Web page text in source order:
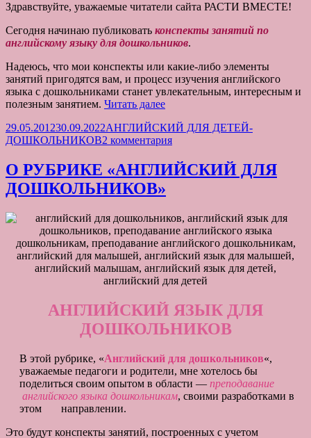
Здравствуйте, уважаемые читатели сайта РАСТИ ВМЕСТЕ!
Сегодня начинаю публиковать конспекты занятий по
английскому языку для дошкольников.
Надеюсь, что мои конспекты или какие-либо элементы
занятий пригодятся вам, и процесс изучения английского
языка с дошкольниками станет увлекательным, интересным и
полезным занятием. Читать далееАНГЛИЙСКИЙ
ДОШКОЛЬНИКОВ
(ЗАНЯТИЕ
Опубликовано
29.05.201230.09.2022Рубрики
АНГЛИЙСКИЙ ДЛЯ ДЕТЕЙ-
ДОШКОЛЬНИКОВ2 комментарияк
АНГЛИЙСКИЙ
ДЛЯ
1)
О РУБРИКЕ «АНГЛИЙСКИЙ ДЛЯ
ДОШКОЛЬНИКОВ»
АНГЛИЙСКИЙ ЯЗЫК ДЛЯ
ДОШКОЛЬНИКОВ
В этой рубрике, «Английский для дошкольников«,
уважаемые педагоги и родители, мне хотелось бы
поделиться своим опытом в области — преподавание
английского языка дошкольникам, своими разработками в
этом направлении.
Это будут конспекты занятий, построенных с учетом